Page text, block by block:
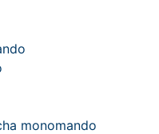
monomando